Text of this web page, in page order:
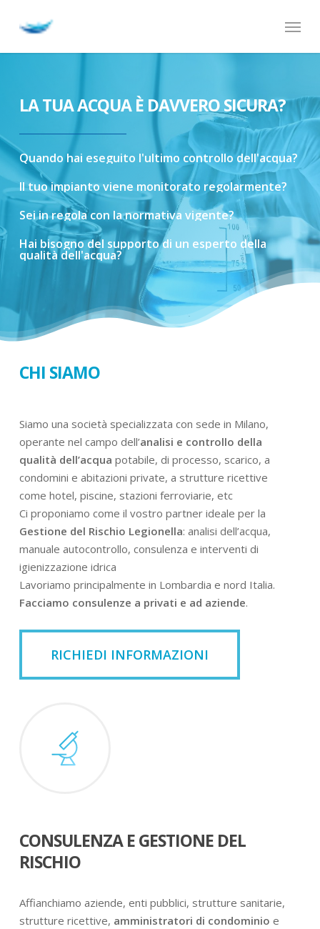
Menu
LA TUA ACQUA È DAVVERO SICURA?
Quando hai eseguito l'ultimo controllo dell'acqua?
Il tuoimpianto viene monitorato regolarmente?
Seiinregola con lanormativa vigente?
Hai bisognodel supportodi un esperto della
qualitàdell'acqua?
CHI SIAMO
Siamo una società specializzata con sede in Milano,
operante nel campo dell’analisi e controllo della
qualità dell’acqua potabile, di processo, scarico, a
condomini e abitazioni private, a strutture ricettive
come hotel, piscine, stazioni ferroviarie, etc
Ci proponiamo come il vostro partner ideale per la
Gestione del Rischio Legionella: analisi dell’acqua,
manuale autocontrollo, consulenza e interventi di
igienizzazione idrica
Lavoriamo principalmente in Lombardia e nord Italia.
Facciamo consulenze a privati e ad aziende.
RICHIEDI INFORMAZIONI
CONSULENZA E GESTIONE DEL
RISCHIO
Affianchiamo aziende, enti pubblici, strutture sanitarie,
strutture ricettive, amministratori di condominio e